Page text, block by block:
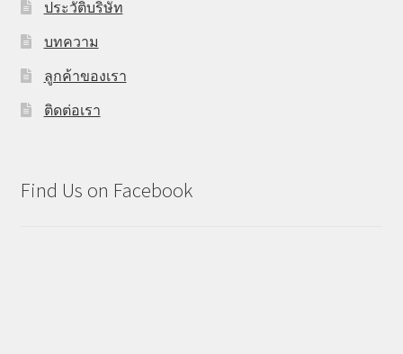
ประวัติบริษัท
บทความ
ลูกค้าของเรา
ติดต่อเรา
Find Us on Facebook